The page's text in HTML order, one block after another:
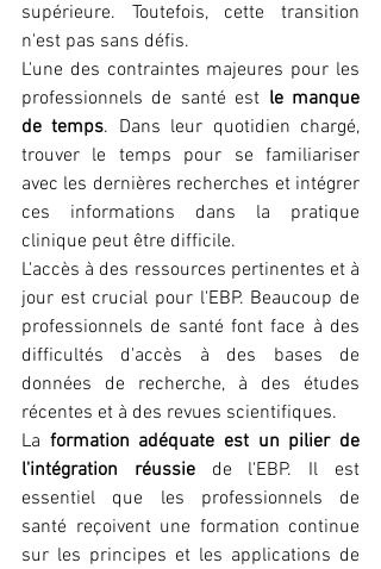
supérieure. Toutefois, cette transition
n'est pas sans défis.
L'une des contraintes majeures pour les
professionnels de santé est le manque
de temps. Dans leur quotidien chargé,
trouver le temps pour se familiariser
avec les dernières recherches et intégrer
ces informations dans la pratique
clinique peut être difficile.
L'accès à des ressources pertinentes et à
jour est crucial pour l'EBP. Beaucoup de
professionnels de santé font face à des
difficultés d'accès à des bases de
données de recherche, à des études
récentes et à des revues scientifiques.
La formation adéquate est un pilier de
l'intégration réussie de l'EBP. Il est
essentiel que les professionnels de
santé reçoivent une formation continue
sur les principes et les applications de